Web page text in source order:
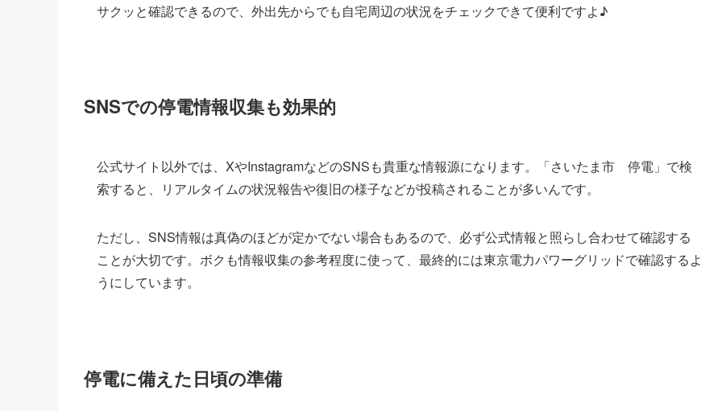
サクッと確認できるので、外出先からでも自宅周辺の状況をチェックできて便利ですよ♪
SNSでの停電情報収集も効果的
公式サイト以外では、XやInstagramなどのSNSも貴重な情報源になります。「さいたま市 停電」で検
索すると、リアルタイムの状況報告や復旧の様子などが投稿されることが多いんです。
ただし、SNS情報は真偽のほどが定かでない場合もあるので、必ず公式情報と照らし合わせて確認する
ことが大切です。ボクも情報収集の参考程度に使って、最終的には東京電力パワーグリッドで確認するよ
うにしています。
停電に備えた日頃の準備